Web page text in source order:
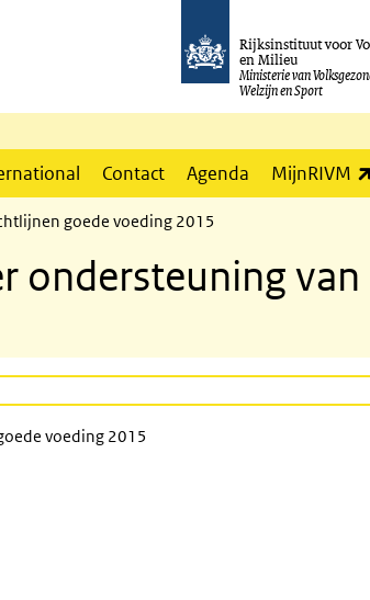
Rijksinstituut voor
en Milieu
Ministerie van
Welzijn en Sport
Contact Agenda MijnRIVM
goede voeding 2015
ondersteuning
voeding 2015